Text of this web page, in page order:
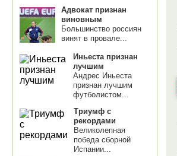
Адвокат признан
виновным
Большинство россиян
винят в провале...
Иньеста признан
лучшим
Андрес Иньеста
признан лучшим
футболистом...
Триумф с
рекордами
Великолепная
победа сборной
Испании...